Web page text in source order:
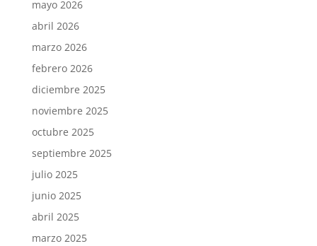
mayo 2026
abril 2026
marzo 2026
febrero 2026
diciembre 2025
noviembre 2025
octubre 2025
septiembre 2025
julio 2025
junio 2025
abril 2025
marzo 2025